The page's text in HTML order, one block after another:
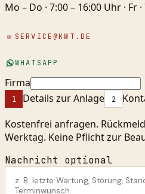
Mo – Do · 7:00 – 16:00 Uhr · Fr
✉ SERVICE@KWT.DE
WHATSAPP
Firma
1 Details zur Anlage 2
Kostenfrei anfragen.
Werktag. Keine Pflicht zur
Nachricht optional